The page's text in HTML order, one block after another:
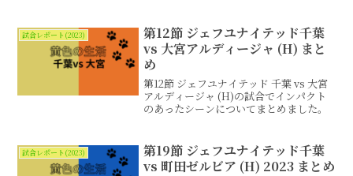
試合レポート(2023)
第12節 ジェフユナイテッド千葉
vs 大宮アルディージャ (H) まと
め
第12節 ジェフユナイテッド 千葉 vs 大宮
アルディージャ (H)の試合でインパクト
のあったシーンについてまとめました。
試合レポート(2023)
第19節 ジェフユナイテッド千葉
vs 町田ゼルビア (H) 2023 まとめ